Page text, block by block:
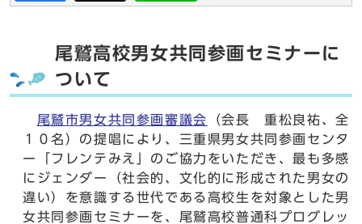
尾鷲高校男女共同参画セミナーに
ついて
尾鷲市男女共同参画審議会
（会長 重松良祐、全
１０名）の提唱により、三重県男女共同参画センタ
ー「フレンテみえ」のご協力をいただき、最も多感
にジェンダー（社会的、文化的に形成された男女の
違い）を意識する世代である高校生を対象とした男
女共同参画セミナーを、尾鷲高校普通科プログレッ